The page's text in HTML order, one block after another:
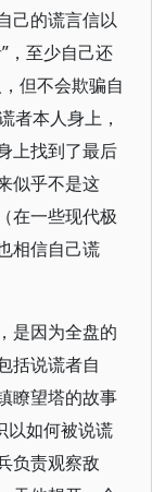
己的谎言信以
，至少自己还
但不会欺骗自
者本人身上，
上找到了最后
似乎不是这
在一些现代极
相信自己谎
是因为全盘的
括说谎者自
瞭望塔的故事
以如何被说谎
负责观察敌